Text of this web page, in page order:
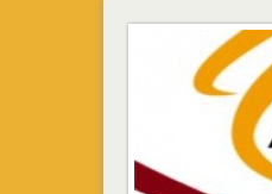
ACBB –
La section ping